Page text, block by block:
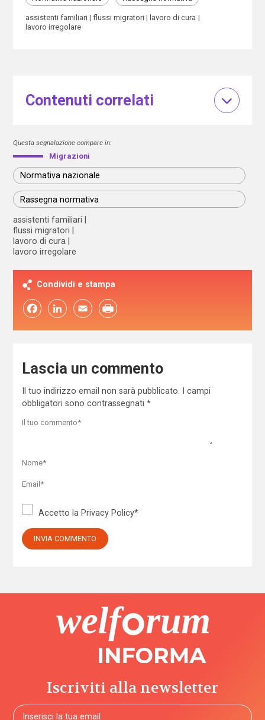
assistenti familiari flussi migratori
lavoro di cura
lavoro irregolare
Contenuti correlati
Questa segnalazione compare in:
Migrazioni
Normativa nazionale
Rassegna normativa
assistenti familiari
flussi migratori
lavoro di cura
lavoro irregolare
Condividi e stampa
FacebookLinkedIn Email
Lascia un commento
Il tuo indirizzo email non sarà pubblicato.
I campi
obbligatori sono contrassegnati *
Accetto la Privacy Policy*
Iscriviti alla newsletter